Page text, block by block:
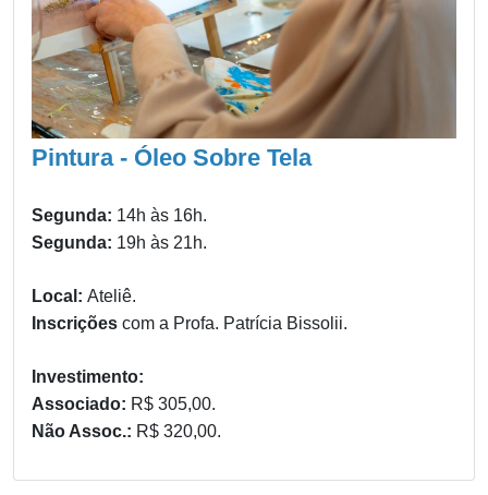
Pintura - Óleo Sobre Tela
Segunda: 14h às 16h.
Segunda: 19h às 21h.
Local: Ateliê.
Inscrições com a Profa. Patrícia Bissolii.
Investimento:
Associado: R$ 305,00.
Não Assoc.: R$ 320,00.